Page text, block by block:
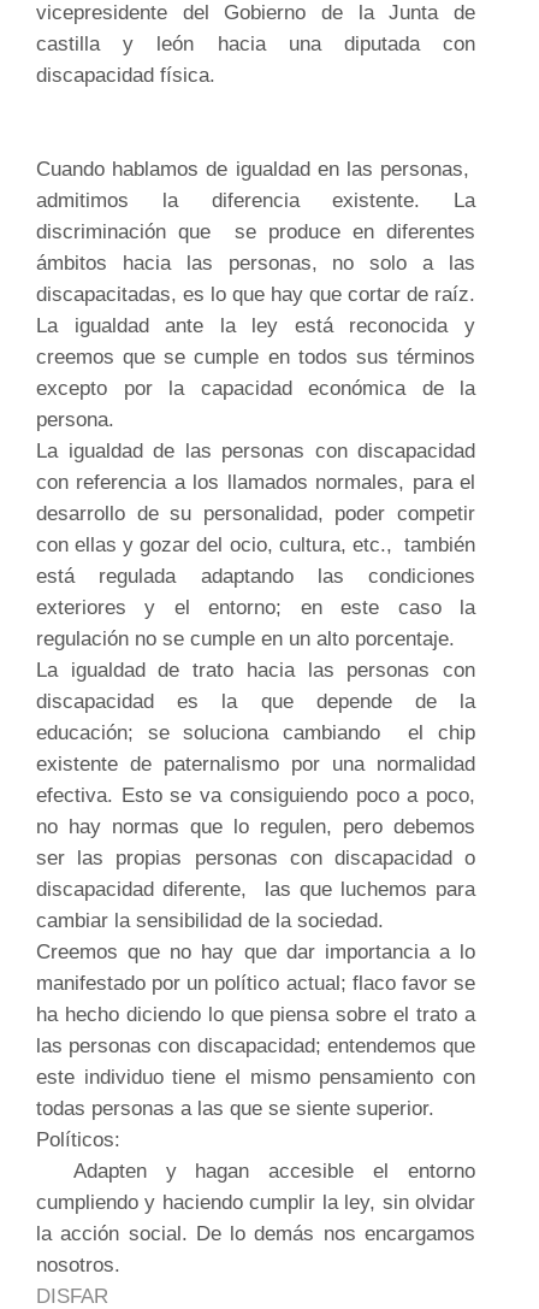
vicepresidente del Gobierno de la Junta de
castilla y león hacia una diputada con
discapacidad física.
Cuando hablamos de igualdad en las personas,
admitimos la diferencia existente. La
discriminación que se produce en diferentes
ámbitos hacia las personas, no solo a las
discapacitadas, es lo que hay que cortar de raíz.
La igualdad ante la ley está reconocida y
creemos que se cumple en todos sus términos
excepto por la capacidad económica de la
persona.
La igualdad de las personas con discapacidad
con referencia a los llamados normales, para el
desarrollo de su personalidad, poder competir
con ellas y gozar del ocio, cultura, etc., también
está regulada adaptando las condiciones
exteriores y el entorno; en este caso la
regulación no se cumple en un alto porcentaje.
La igualdad de trato hacia las personas con
discapacidad es la que depende de la
educación; se soluciona cambiando el chip
existente de paternalismo por una normalidad
efectiva. Esto se va consiguiendo poco a poco,
no hay normas que lo regulen, pero debemos
ser las propias personas con discapacidad o
discapacidad diferente, las que luchemos para
cambiar la sensibilidad de la sociedad.
Creemos que no hay que dar importancia a lo
manifestado por un político actual; flaco favor se
ha hecho diciendo lo que piensa sobre el trato a
las personas con discapacidad; entendemos que
este individuo tiene el mismo pensamiento con
todas personas a las que se siente superior.
Políticos:
Adapten y hagan accesible el entorno
cumpliendo y haciendo cumplir la ley, sin olvidar
la acción social. De lo demás nos encargamos
nosotros.
DISFAR